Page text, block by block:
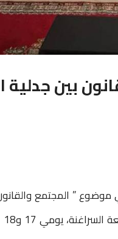
بين جدلية
” المجتمع والقانون: